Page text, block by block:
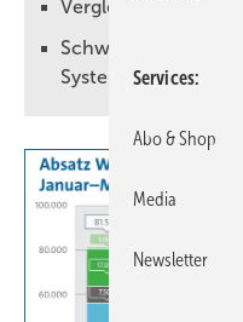
Vergleich zu einem
Schwache
Services
Abo & Shop
Media
Newsletter